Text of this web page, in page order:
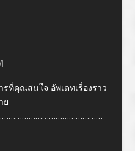
รที่คุณสนใจ อัพเดทเรื่องราว
ย